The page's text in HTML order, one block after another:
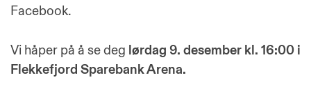
Facebook.
Vi håper på å se deg lørdag 9. desember kl. 16:00 i
Flekkefjord Sparebank Arena.